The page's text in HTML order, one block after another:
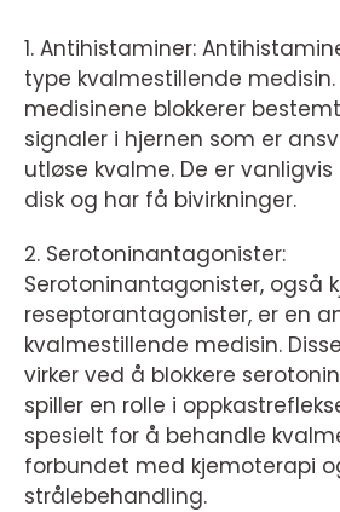
1. Antihistaminer:
type kvalmestillende medisin.
medisinene blokkerer
signaler i hjernen som er
utløse kvalme. De er
disk og har få bivirkninger.
2. Serotoninantagonister:
Serotoninantagonister, også
reseptorantagonister, er en
kvalmestillende medisin.
virker ved å blokkere
spiller en rolle i
spesielt for å behandle
forbundet med kjemoterapi
strålebehandling.